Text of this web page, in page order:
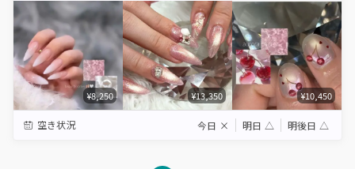
¥8,250 ¥13,350 ¥10,450
空き状況 今日 × 明日 △ 明後日 △